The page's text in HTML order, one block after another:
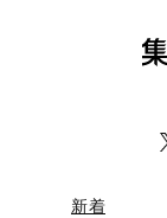
新着